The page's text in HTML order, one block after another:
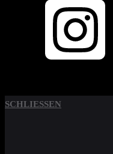
SCHLIESSEN